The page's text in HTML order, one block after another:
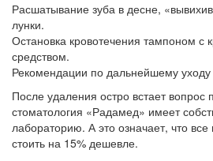
Расшатывание зуба в десне,
лунки.
Остановка кровотечения тампоном с
средством.
Рекомендации по дальнейшему уходу
После удаления остро встает
стоматология «Радамед» имеет
лабораторию. А это означает, что все
стоить на 15% дешевле.